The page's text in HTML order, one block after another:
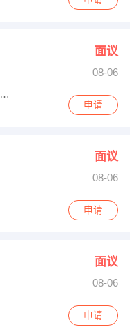
面议
08-06
云南省迪庆诚信网络科技有限公司
申请
面议
08-06
申请
面议
08-06
申请